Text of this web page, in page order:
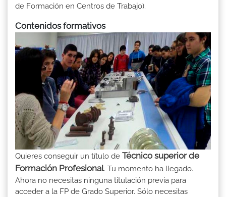
de Formación en Centros de Trabajo).
Contenidos formativos
Quieres conseguir un título de Técnico superior de
Formación Profesional. Tu momento ha llegado.
Ahora no necesitas ninguna titulación previa para
acceder a la FP de Grado Superior. Sólo necesitas